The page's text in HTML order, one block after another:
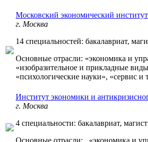
Московский экономический институт
г. Москва
14 специальностей: бакалавриат,
Основные отрасли: «экономика и
«изобразительное и прикладные
«психологические науки», «сервис и
Институт экономики и
г. Москва
4 специальности: бакалавриат,